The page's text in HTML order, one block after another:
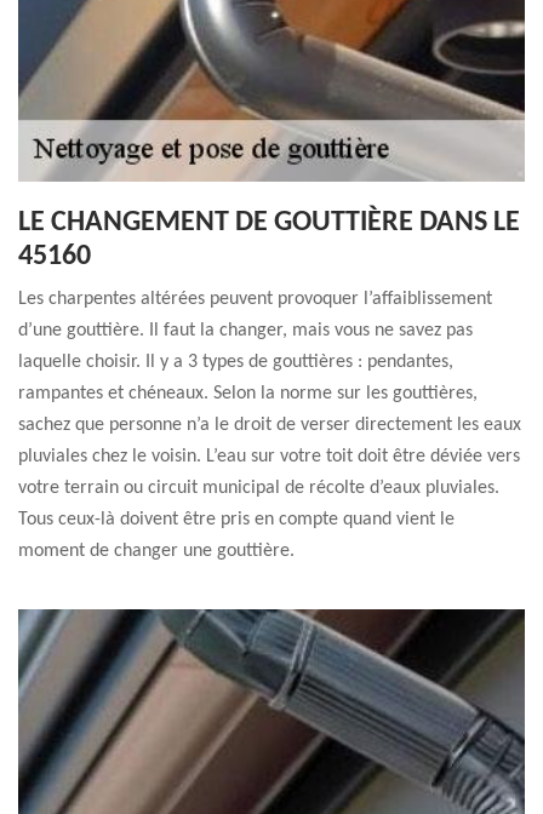
LE CHANGEMENT DE GOUTTIÈRE DANS LE
45160
Les charpentes altérées peuvent provoquer l’affaiblissement
d’une gouttière. Il faut la changer, mais vous ne savez pas
laquelle choisir. Il y a 3 types de gouttières : pendantes,
rampantes et chéneaux. Selon la norme sur les gouttières,
sachez que personne n’a le droit de verser directement les eaux
pluviales chez le voisin. L’eau sur votre toit doit être déviée vers
votre terrain ou circuit municipal de récolte d’eaux pluviales.
Tous ceux-là doivent être pris en compte quand vient le
moment de changer une gouttière.